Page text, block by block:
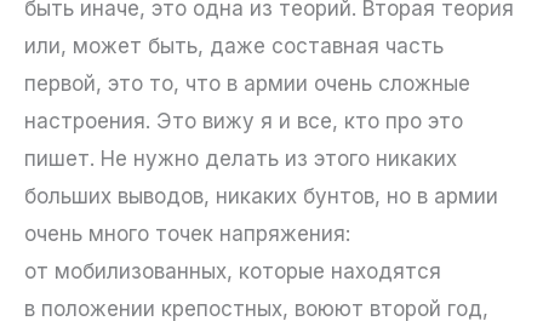
быть иначе, это одна из теорий. Вторая теория
или, может быть, даже составная часть
первой, это то, что в армии очень сложные
настроения. Это вижу я и все, кто про это
пишет. Не нужно делать из этого никаких
больших выводов, никаких бунтов, но в армии
очень много точек напряжения:
от мобилизованных, которые находятся
в положении крепостных, воюют второй год,